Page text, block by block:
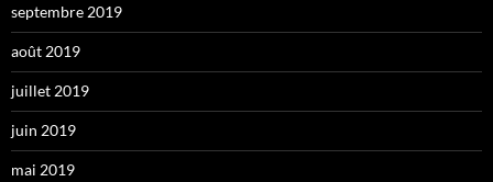
septembre 2019
août 2019
juillet 2019
juin 2019
mai 2019